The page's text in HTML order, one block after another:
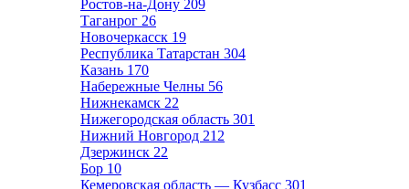
Ростов-на-Дону 209
Таганрог 26
Новочеркасск 19
Республика Татарстан 304
Казань 170
Набережные Челны 56
Нижнекамск 22
Нижегородская область 301
Нижний Новгород 212
Дзержинск 22
Бор 10
Кемеровская область — Кузбасс 301